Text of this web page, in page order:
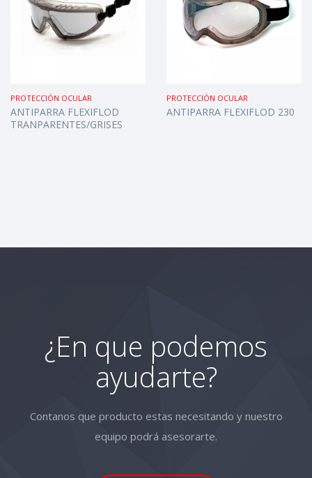
PROTECCIÓN OCULAR
ANTIPARRA FLEXIFLOD
TRANPARENTES/GRISES
PROTECCIÓN OCULAR
ANTIPARRA FLEXIFLOD 230
¿En que podemos
ayudarte?
Contanos que producto estas necesitando y nuestro
equipo podrá asesorarte.